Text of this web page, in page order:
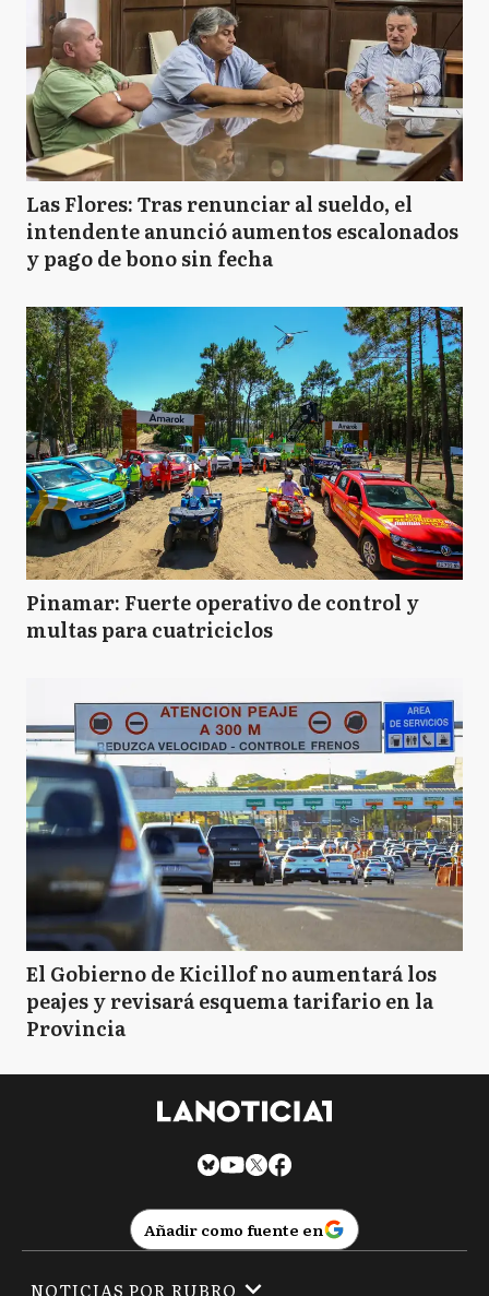
Las Flores: Tras renunciar al sueldo, el
intendente anunció aumentos escalonados
y pago de bono sin fecha
Pinamar: Fuerte operativo de control y
multas para cuatriciclos
El Gobierno de Kicillof no aumentará los
peajes y revisará esquema tarifario en la
Provincia
Añadir como fuente en
NOTICIAS POR RUBRO